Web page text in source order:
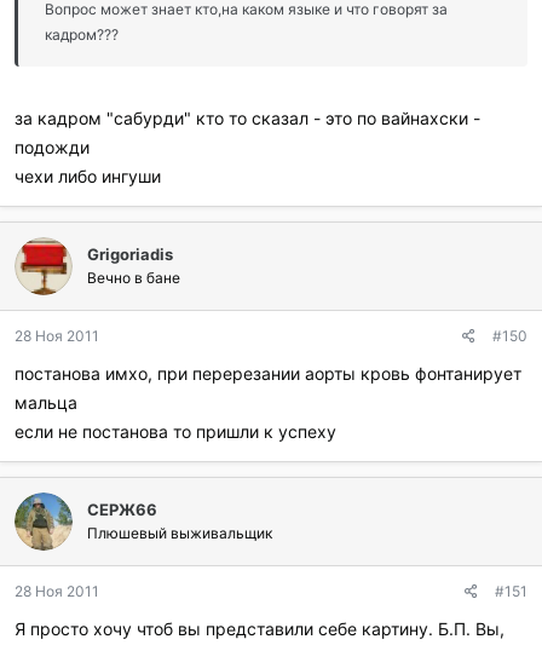
и
:
Вопрос может знает кто,на каком языке и что говорят за
кадром???
за кадром "сабурди" кто то сказал - это по вайнахски -
подожди
чехи либо ингуши
Grigoriadis
Вечно в бане
28 Ноя 2011 #150
постанова имхо, при перерезании аорты кровь фонтанирует
мальца
если не постанова то пришли к успеху
СЕРЖ66
Плюшевый выживальщик
28 Ноя 2011 #151
Я просто хочу чтоб вы представили себе картину. Б.П. Вы,